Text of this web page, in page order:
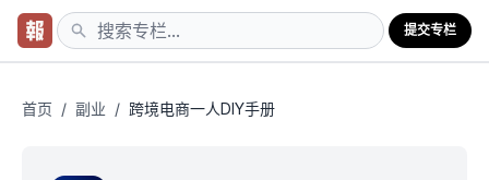
提交专栏
首页 / 副业 / 跨境电商一人DIY手册